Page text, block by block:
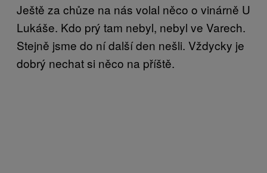
Ještě za chůze na nás volal něco o vinárně U
Lukáše. Kdo prý tam nebyl, nebyl ve Varech.
Stejně jsme do ní další den nešli. Vždycky je
dobrý nechat si něco na příště.